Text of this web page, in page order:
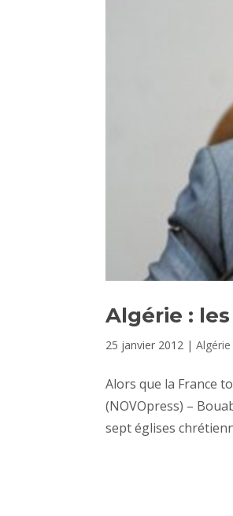
Algérie :
25 janvier 2012 |Algérie
Alors que la France
(NOVOpress) –
sept églises